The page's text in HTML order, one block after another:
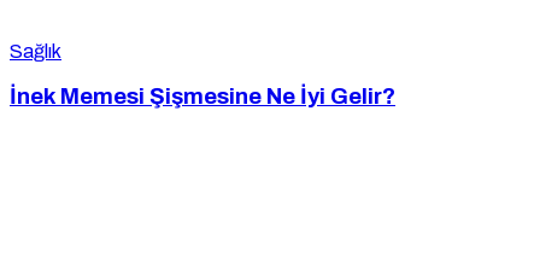
Sağlık
İnek Memesi Şişmesine Ne İyi Gelir?